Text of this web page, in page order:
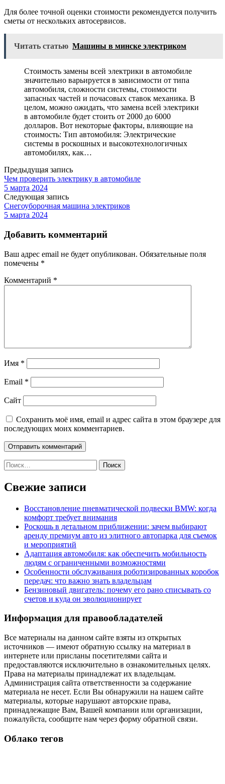
Для более точной оценки стоимости рекомендуется получить
сметы от нескольких автосервисов.
Читать статью Машины в минске электриком
Стоимость замены всей электрики в автомобиле
значительно варьируется в зависимости от типа
автомобиля, сложности системы, стоимости
запасных частей и почасовых ставок механика. В
целом, можно ожидать, что замена всей электрики
в автомобиле будет стоить от 2000 до 6000
долларов. Вот некоторые факторы, влияющие на
стоимость: Тип автомобиля: Электрические
системы в роскошных и высокотехнологичных
автомобилях, как…
Предыдущая запись
Чем проверить электрику в автомобиле
5 марта 2024
Следующая запись
Снегоуборочная машина электриков
5 марта 2024
Добавить комментарий
Ваш адрес email не будет опубликован. Обязательные поля
помечены *
Комментарий *
Имя *
Email *
Сайт
Сохранить моё имя, email и адрес сайта в этом браузере для
последующих моих комментариев.
Найти:
Свежие записи
Восстановление пневматической подвески BMW: когда
комфорт требует внимания
Роскошь в детальном приближении: зачем выбирают
аренду премиум авто из элитного автопарка для съемок
и мероприятий
Адаптация автомобиля: как обеспечить мобильность
людям с ограниченными возможностями
Особенности обслуживания роботизированных коробок
передач: что важно знать владельцам
Бензиновый двигатель: почему его рано списывать со
счетов и куда он эволюционирует
Информация для правообладателей
Все материалы на данном сайте взяты из открытых
источников — имеют обратную ссылку на материал в
интернете или присланы посетителями сайта и
предоставляются исключительно в ознакомительных целях.
Права на материалы принадлежат их владельцам.
Администрация сайта ответственности за содержание
материала не несет. Если Вы обнаружили на нашем сайте
материалы, которые нарушают авторские права,
принадлежащие Вам, Вашей компании или организации,
пожалуйста, сообщите нам через форму обратной связи.
Облако тегов